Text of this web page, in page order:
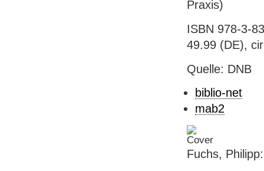
Praxis)
ISBN 978-3-
49.99 (DE),
Quelle: DNB
biblio-net
mab2
Fuchs,